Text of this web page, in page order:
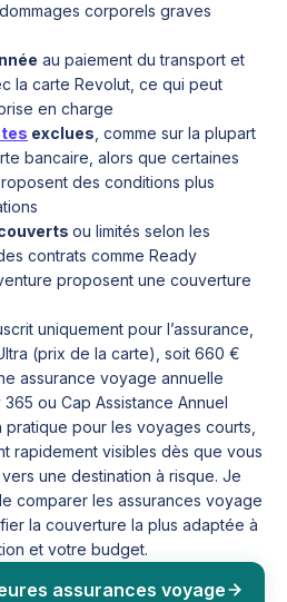
corporels graves
au paiement du transport et
la carte Revolut, ce qui peut
en charge
exclues , comme sur la plupart
bancaire, alors que certaines
des conditions plus
ou limités selon les
contrats comme Ready
proposent une couverture
uniquement pour l’assurance,
(prix de la carte), soit 660 €
assurance voyage annuelle
ou Cap Assistance Annuel
pour les voyages courts,
rapidement visibles dès que vous
une destination à risque. Je
comparer les assurances voyage
la couverture la plus adaptée à
et votre budget.
assurances voyage